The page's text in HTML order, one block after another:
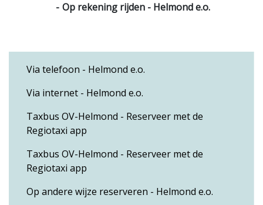
Op rekening rijden - Helmond e.o.
Via telefoon - Helmond e.o.
Via internet - Helmond e.o.
Taxbus OV-Helmond - Reserveer met de
Regiotaxi app
Taxbus OV-Helmond - Reserveer met de
Regiotaxi app
Op andere wijze reserveren - Helmond e.o.